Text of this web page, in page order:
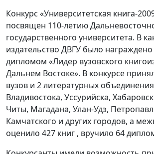
Конкурс «Университетская книга-
посвящен 110-летию
государственного университета. В
издательство ДВГУ было
дипломом «Лидер вузовского
Дальнем Востоке». В конкурсе
вузов и 2 литературных
Владивостока, Уссурийска,
Читы, Магадана, Улан-Удэ,
Камчатского и других городов, а
оценило 427 книг , вручило 64